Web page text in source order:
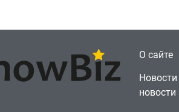
О сайте